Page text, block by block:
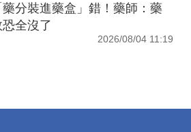
藥分裝進藥盒」錯！藥師：藥
恐全沒了
2026/08/04 11:19